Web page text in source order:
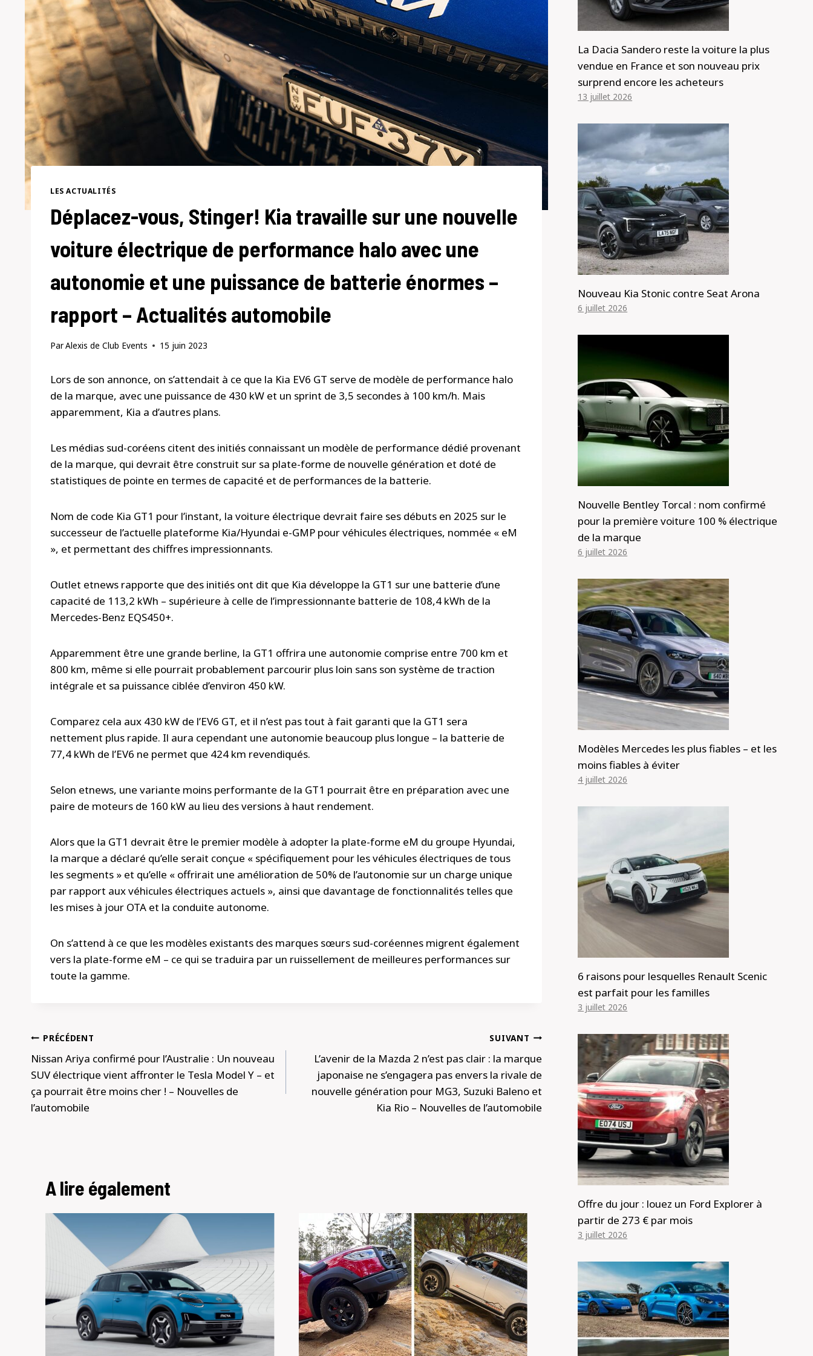
LES ACTUALITÉS
Déplacez-vous, Stinger! Kia travaille sur une nouvelle
voiture électrique de performance halo avec une
autonomie et une puissance de batterie énormes –
rapport – Actualités automobile
ParAlexis de Club Events 15 juin 2023
Lors de son annonce, on s’attendait à ce que la Kia EV6 GT serve de modèle de performance halo
de la marque, avec une puissance de 430 kW et un sprint de 3,5 secondes à 100 km/h. Mais
apparemment, Kia a d’autres plans.
Les médias sud-coréens citent des initiés connaissant un modèle de performance dédié provenant
de la marque, qui devrait être construit sur sa plate-forme de nouvelle génération et doté de
statistiques de pointe en termes de capacité et de performances de la batterie.
Nom de code Kia GT1 pour l’instant, la voiture électrique devrait faire ses débuts en 2025 sur le
successeur de l’actuelle plateforme Kia/Hyundai e-GMP pour véhicules électriques, nommée « eM
», et permettant des chiffres impressionnants.
Outlet etnews rapporte que des initiés ont dit que Kia développe la GT1 sur une batterie d’une
capacité de 113,2 kWh – supérieure à celle de l’impressionnante batterie de 108,4 kWh de la
Mercedes-Benz EQS450+.
Apparemment être une grande berline, la GT1 offrira une autonomie comprise entre 700 km et
800 km, même si elle pourrait probablement parcourir plus loin sans son système de traction
intégrale et sa puissance ciblée d’environ 450 kW.
Comparez cela aux 430 kW de l’EV6 GT, et il n’est pas tout à fait garanti que la GT1 sera
nettement plus rapide. Il aura cependant une autonomie beaucoup plus longue – la batterie de
77,4 kWh de l’EV6 ne permet que 424 km revendiqués.
Selon etnews, une variante moins performante de la GT1 pourrait être en préparation avec une
paire de moteurs de 160 kW au lieu des versions à haut rendement.
Alors que la GT1 devrait être le premier modèle à adopter la plate-forme eM du groupe Hyundai,
la marque a déclaré qu’elle serait conçue « spécifiquement pour les véhicules électriques de tous
les segments » et qu’elle « offrirait une amélioration de 50% de l’autonomie sur un charge unique
par rapport aux véhicules électriques actuels », ainsi que davantage de fonctionnalités telles que
les mises à jour OTA et la conduite autonome.
On s’attend à ce que les modèles existants des marques sœurs sud-coréennes migrent également
vers la plate-forme eM – ce qui se traduira par un ruissellement de meilleures performances sur
toute la gamme.
Navigation
de
l’article
PRÉCÉDENT
Nissan Ariya confirmé pour l’Australie : Un nouveau
SUV électrique vient affronter le Tesla Model Y – et
ça pourrait être moins cher ! – Nouvelles de
l’automobile
SUIVANT
L’avenir de la Mazda 2 n’est pas clair : la marque
japonaise ne s’engagera pas envers la rivale de
nouvelle génération pour MG3, Suzuki Baleno et
Kia Rio – Nouvelles de l’automobile
A lire également
La Dacia Sandero reste la voiture la plus
vendue en France et son nouveau prix
surprend encore les acheteurs
13 juillet 2026
Nouveau Kia Stonic contre Seat Arona
6 juillet 2026
Nouvelle Bentley Torcal : nom confirmé
pour la première voiture 100 % électrique
de la marque
6 juillet 2026
Modèles Mercedes les plus fiables – et les
moins fiables à éviter
4 juillet 2026
6 raisons pour lesquelles Renault Scenic
est parfait pour les familles
3 juillet 2026
Offre du jour : louez un Ford Explorer à
partir de 273 € par mois
3 juillet 2026